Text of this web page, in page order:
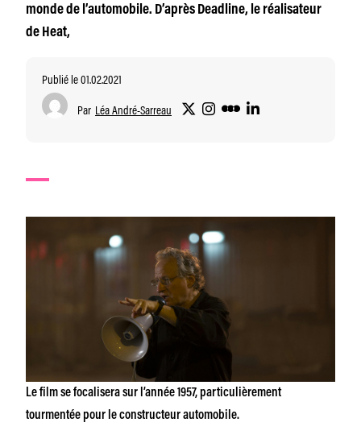
monde de l’automobile. D’après Deadline, le réalisateur
de Heat,
Publié le 01.02.2021
Par Léa André-Sarreau
Le film se focalisera sur l’année 1957, particulièrement
tourmentée pour le constructeur automobile.